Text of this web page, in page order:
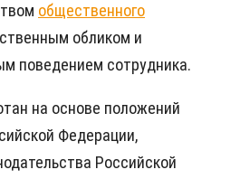
общественного
обликом и
поведением сотрудника.
на основе положений
Федерации,
Российской